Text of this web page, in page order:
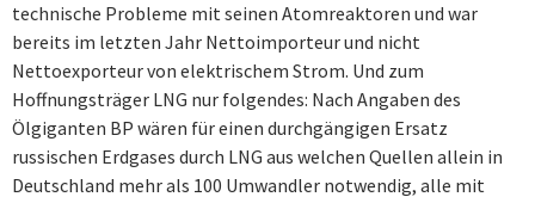
technische Probleme mit seinen Atomreaktoren und war
bereits im letzten Jahr Nettoimporteur und nicht
Nettoexporteur von elektrischem Strom. Und zum
Hoffnungsträger LNG nur folgendes: Nach Angaben des
Ölgiganten BP wären für einen durchgängigen Ersatz
russischen Erdgases durch LNG aus welchen Quellen allein in
Deutschland mehr als 100 Umwandler notwendig, alle mit